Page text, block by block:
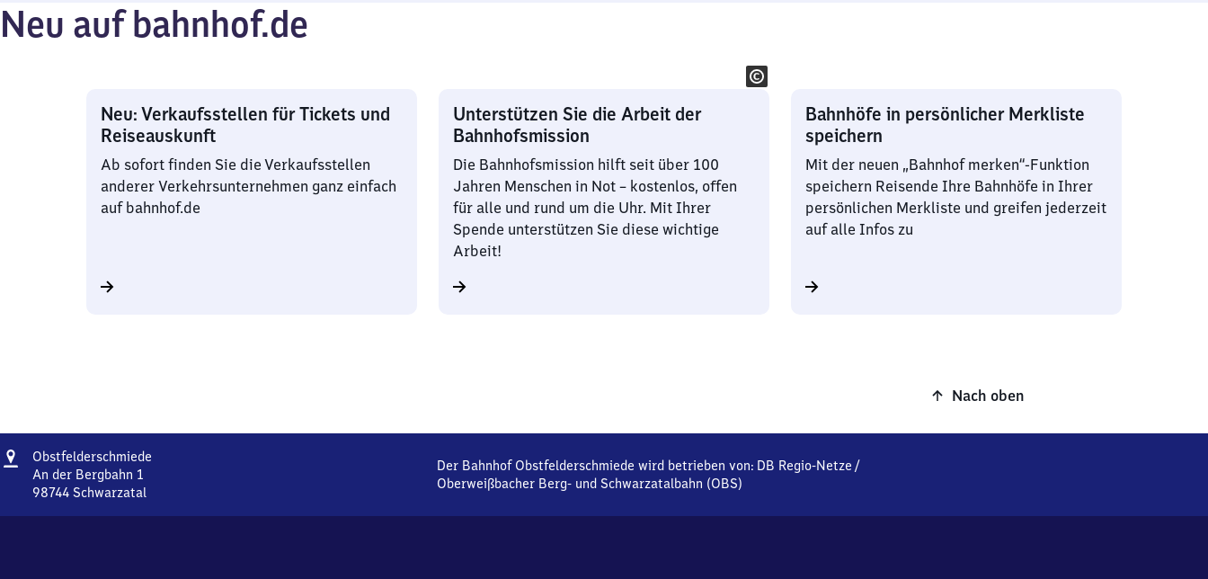
Neu auf bahnhof.de
Neu: Verkaufsstellen für Tickets und
Reiseauskunft
Ab sofort finden Sie die Verkaufsstellen
anderer Verkehrsunternehmen ganz einfach
auf bahnhof.de
Unterstützen Sie die Arbeit der
Bahnhofsmission
Die Bahnhofsmission hilft seit über 100
Jahren Menschen in Not – kostenlos, offen
für alle und rund um die Uhr. Mit Ihrer
Spende unterstützen Sie diese wichtige
Arbeit!
Bahnhöfe in persönlicher Merkliste
speichern
Mit der neuen „Bahnhof merken“-Funktion
speichern Reisende Ihre Bahnhöfe in Ihrer
persönlichen Merkliste und greifen jederzeit
auf alle Infos zu
Nach oben
Adresse
Obstfelderschmiede
An der Bergbahn 1
98744 Schwarzatal
Der Bahnhof Obstfelderschmiede wird betrieben von: DB Regio-Netze /
Oberweißbacher Berg- und Schwarzatalbahn (OBS)